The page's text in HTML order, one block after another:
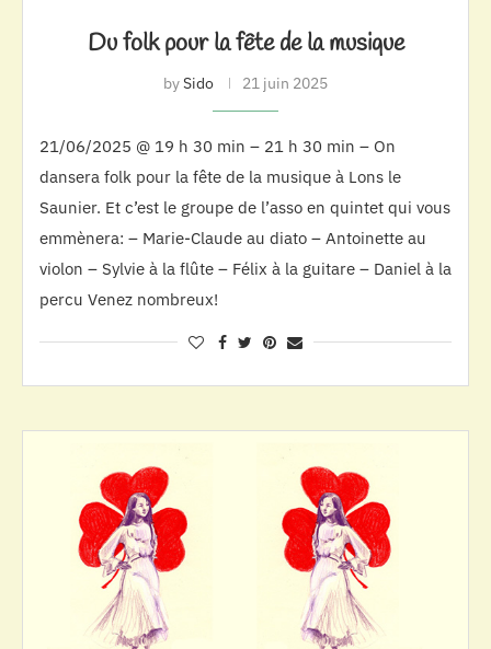
Du folk pour la fête de la musique
bySido 21 juin 2025
21/06/2025 @ 19 h 30 min – 21 h 30 min – On
dansera folk pour la fête de la musique à Lons le
Saunier. Et c’est le groupe de l’asso en quintet qui vous
emmènera: – Marie-Claude au diato – Antoinette au
violon – Sylvie à la flûte – Félix à la guitare – Daniel à la
percu Venez nombreux!